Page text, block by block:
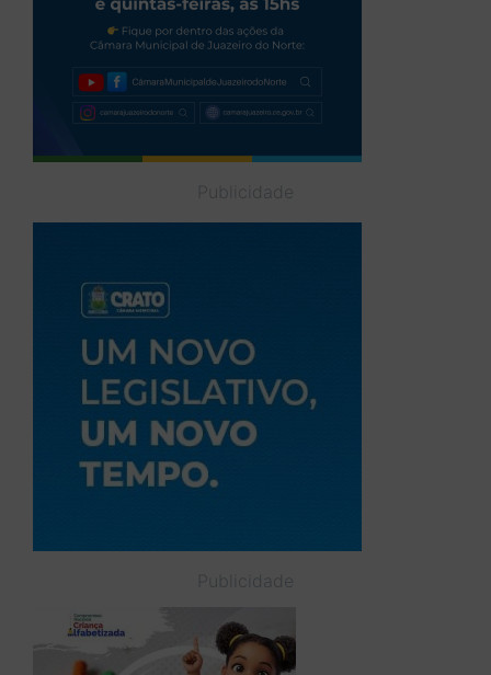
Publicidade
Publicidade